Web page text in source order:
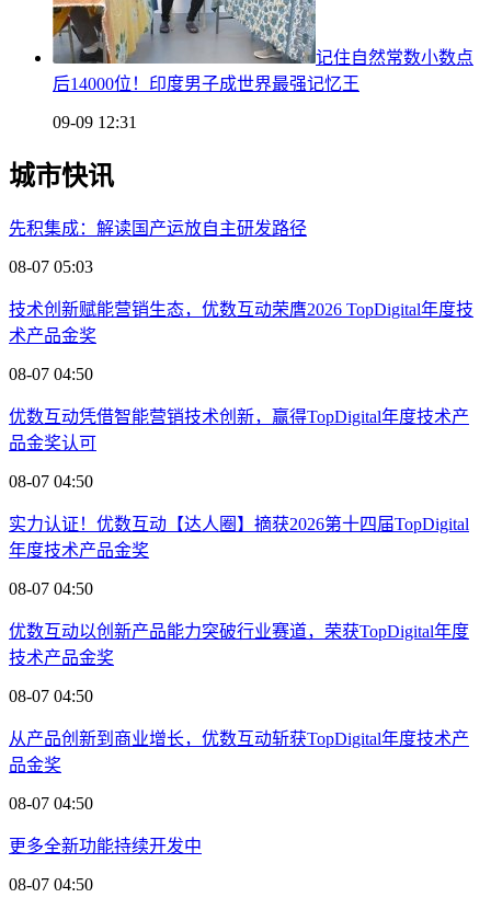
记住自然常数小数点
后14000位！印度男子成世界最强记忆王
09-09 12:31
城市快讯
先积集成：解读国产运放自主研发路径
08-07 05:03
技术创新赋能营销生态，优数互动荣膺2026 TopDigital年度技
术产品金奖
08-07 04:50
优数互动凭借智能营销技术创新，赢得TopDigital年度技术产
品金奖认可
08-07 04:50
实力认证！优数互动【达人圈】摘获2026第十四届TopDigital
年度技术产品金奖
08-07 04:50
优数互动以创新产品能力突破行业赛道，荣获TopDigital年度
技术产品金奖
08-07 04:50
从产品创新到商业增长，优数互动斩获TopDigital年度技术产
品金奖
08-07 04:50
更多全新功能持续开发中
08-07 04:50